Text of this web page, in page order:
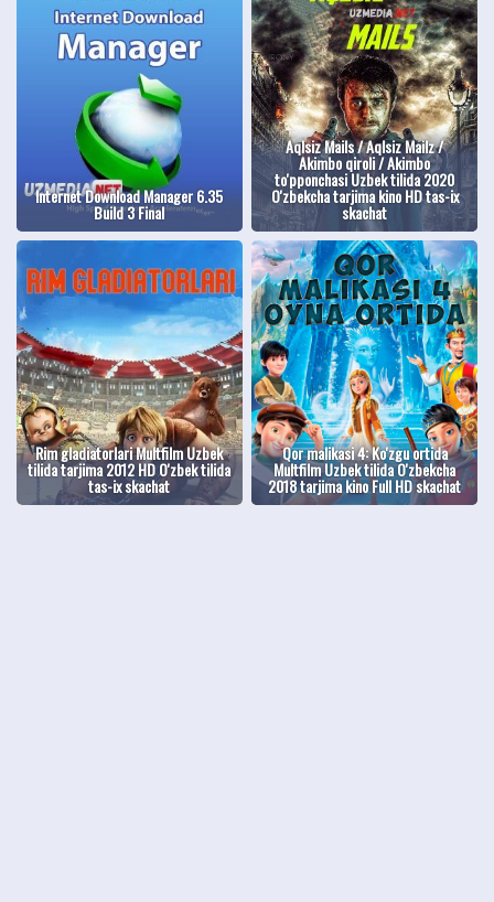
Internet Download Manager 6.35
Build 3 Final
Aqlsiz Mails / Aqlsiz Mailz /
Akimbo qiroli / Akimbo
to'pponchasi Uzbek tilida 2020
O'zbekcha tarjima kino HD tas-ix
skachat
Rim gladiatorlari Multfilm Uzbek
tilida tarjima 2012 HD O'zbek tilida
tas-ix skachat
Qor malikasi 4: Ko'zgu ortida
Multfilm Uzbek tilida O'zbekcha
2018 tarjima kino Full HD skachat